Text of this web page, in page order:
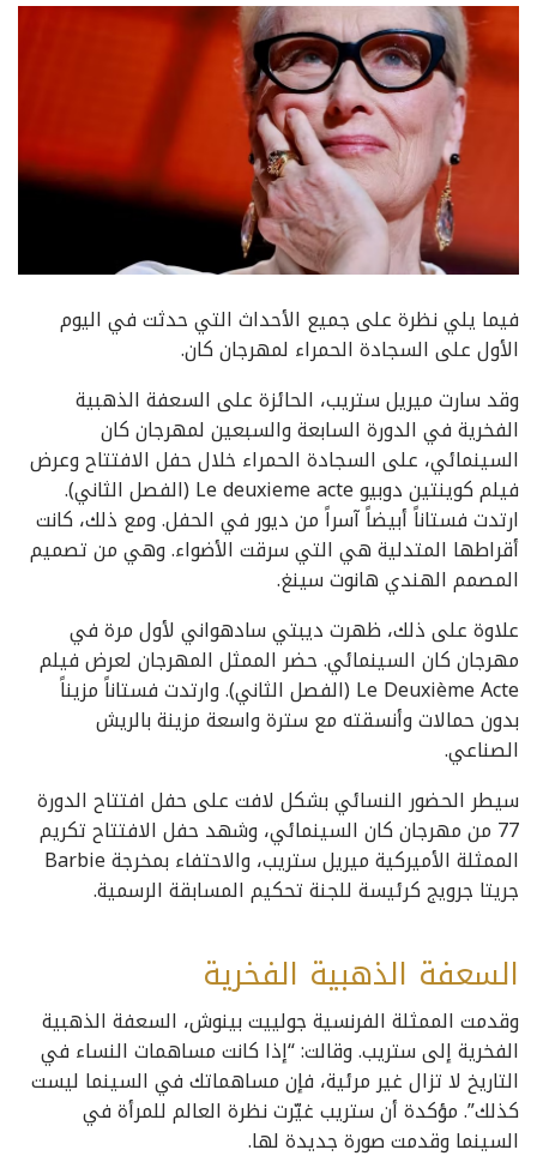
فيما يلي نظرة على جميع الأحداث التي حدثت في اليوم
الأول على السجادة الحمراء لمهرجان كان.
وقد سارت ميريل ستريب، الحائزة على السعفة الذهبية
الفخرية في الدورة السابعة والسبعين لمهرجان كان
السينمائي، على السجادة الحمراء خلال حفل الافتتاح وعرض
فيلم كوينتين دوبيو Le deuxieme acte (الفصل الثاني).
ارتدت فستاناً أبيضاً آسراً من ديور في الحفل. ومع ذلك، كانت
أقراطها المتدلية هي التي سرقت الأضواء. وهي من تصميم
المصمم الهندي هانوت سينغ.
علاوة على ذلك، ظهرت ديبتي سادهواني لأول مرة في
مهرجان كان السينمائي. حضر الممثل المهرجان لعرض فيلم
Le Deuxième Acte (الفصل الثاني). وارتدت فستاناً مزيناً
بدون حمالات وأنسقته مع سترة واسعة مزينة بالريش
الصناعي.
سيطر الحضور النسائي بشكل لافت على حفل افتتاح الدورة
77 من مهرجان كان السينمائي، وشهد حفل الافتتاح تكريم
الممثلة الأميركية ميريل ستريب، والاحتفاء بمخرجة Barbie
جريتا جرويج كرئيسة للجنة تحكيم المسابقة الرسمية.
السعفة الذهبية الفخرية
وقدمت الممثلة الفرنسية جولييت بينوش، السعفة الذهبية
الفخرية إلى ستريب. وقالت: “إذا كانت مساهمات النساء في
التاريخ لا تزال غير مرئية، فإن مساهماتك في السينما ليست
كذلك”. مؤكدة أن ستريب غيّرت نظرة العالم للمرأة في
السينما وقدمت صورة جديدة لها.